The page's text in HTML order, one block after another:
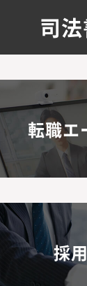
司
転職エ
採